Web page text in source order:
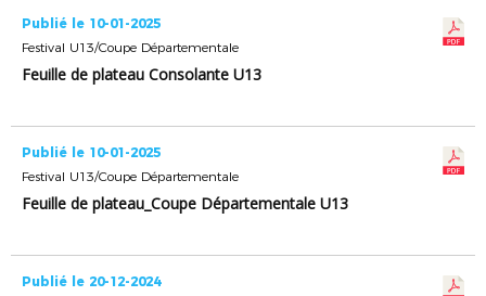
Publié le 10-01-2025
Festival U13/Coupe Départementale
Feuille de plateau Consolante U13
Publié le 10-01-2025
Festival U13/Coupe Départementale
Feuille de plateau_Coupe Départementale U13
Publié le 20-12-2024